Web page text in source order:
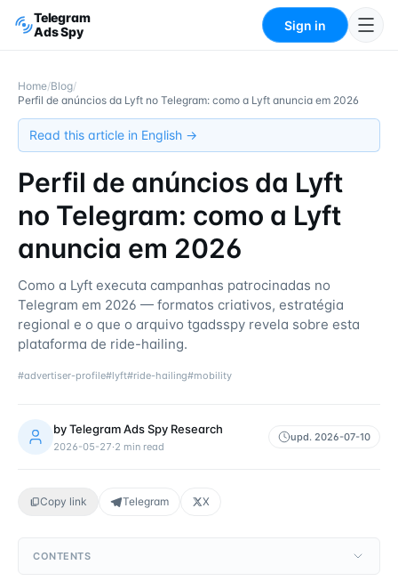
Telegram
Ads Spy
Sign in
Home/Blog/
Perfil de anúncios da Lyft no Telegram: como a Lyft anuncia em 2026
Read this article in English →
Perfil de anúncios da Lyft
no Telegram: como a Lyft
anuncia em 2026
Como a Lyft executa campanhas patrocinadas no
Telegram em 2026 — formatos criativos, estratégia
regional e o que o arquivo tgadsspy revela sobre esta
plataforma de ride-hailing.
#advertiser-profile#lyft#ride-hailing#mobility
byTelegram Ads Spy Research
2026-05-27·2 min read
upd. 2026-07-10
Copy link Telegram X
CONTENTS